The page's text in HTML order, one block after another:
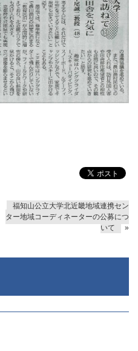
福知山公立大学北近畿地域連携セン
ター地域コーディネーターの公募につ
いて
»